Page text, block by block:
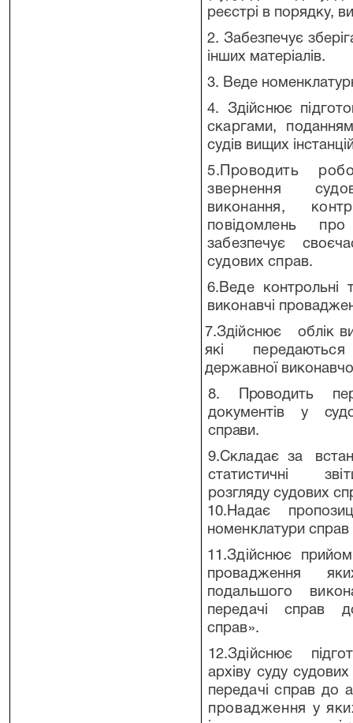
реєстрі в порядку,
2. Забезпечує
інших матеріалів.
3. Веде
4. Здійснює
скаргами,
судів вищих
5.Проводить
звернення
виконання,
повідомлень
забезпечує
судових справ.
6.Веде контрольні
виконавчі
7.Здійснює облік
які
державної
8. Проводить
документів у
справи.
9.Складає за
статистичні
розгляду судових
10.Надає
номенклатури справ
11.Здійснює
провадження
подальшого
передачі справ
справ».
12.Здійснює
архіву суду
передачі справ до
провадження у